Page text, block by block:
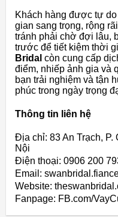
Khách hàng được tự
gian sang trọng, rộng
tránh phải chờ đợi lâu,
trước để tiết kiệm thời
Bridal còn cung cấp
điểm, nhiếp ảnh gia và
bạn trải nghiệm và tận
phúc trong ngày trọng
Thông tin liên hệ
Địa chỉ: 83 An Trạch,
Nội
Điện thoại: 0906 200
Email:
Website:
Fanpage: FB.com/